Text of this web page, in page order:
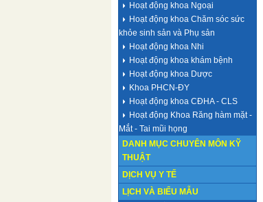
Hoạt động khoa Ngoại
Hoạt động khoa Chăm sóc sức
khỏe sinh sản và Phụ sản
Hoạt động khoa Nhi
Hoạt động khoa khám bệnh
Hoạt động khoa Dược
Khoa PHCN-ĐY
Hoạt động khoa CĐHA - CLS
Hoạt động Khoa Răng hàm mặt -
Mắt - Tai mũi họng
DANH MỤC CHUYÊN MÔN KỸ
THUẬT
DỊCH VỤ Y TẾ
LỊCH VÀ BIỂU MẪU